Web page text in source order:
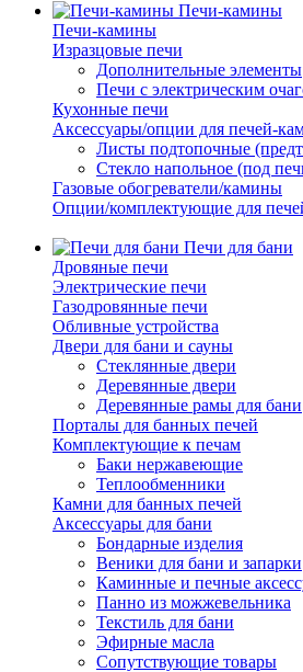
Печи-камины
Печи-камины
Изразцовые печи
Дополнительные элементы
Печи с электрическим
Кухонные печи
Аксессуары/опции для печей-
Листы подтопочные
Стекло напольное (под
Газовые обогреватели/камины
Опции/комплектующие для
Печи для бани
Дровяные печи
Электрические печи
Газодровянные печи
Обливные устройства
Двери для бани и сауны
Стеклянные двери
Деревянные двери
Деревянные рамы для бани
Порталы для банных печей
Комплектующие к печам
Баки нержавеющие
Теплообменники
Камни для банных печей
Аксессуары для бани
Бондарные изделия
Веники для бани и запарки
Каминные и печные
Панно из можжевельника
Текстиль для бани
Эфирные масла
Сопутствующие товары